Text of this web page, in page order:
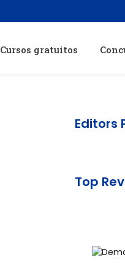
Cursos gratuitos
Editors
Top